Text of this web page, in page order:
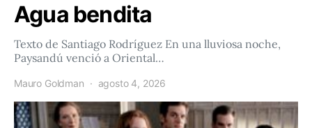
Agua bendita
Texto de Santiago Rodríguez En una lluviosa noche,
Paysandú venció a Oriental…
Mauro Goldman agosto 4, 2026